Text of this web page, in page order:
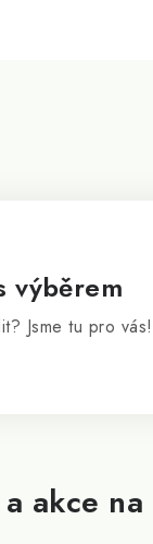
akce na
výběrem
Jsme tu pro vás!